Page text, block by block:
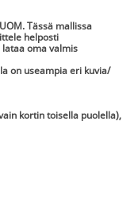
Tässä mallissa
helposti
oma valmis
on useampia eri kuvia/
kortin toisella puolella),